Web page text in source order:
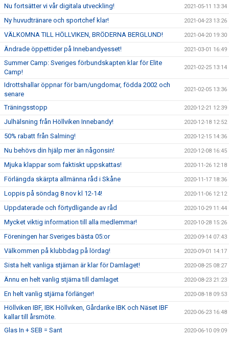
Nu fortsätter vi vår digitala utveckling! 2021-05-11 13:34
Ny huvudtränare och sportchef klar! 2021-04-23 13:26
VÄLKOMNA TILL HÖLLVIKEN, BRÖDERNA BERGLUND! 2021-04-20 19:30
Ändrade öppettider på Innebandyesset! 2021-03-01 16:49
Summer Camp: Sveriges förbundskapten klar för Elite
Camp!
2021-02-25 13:14
Idrottshallar öppnar för barn/ungdomar, födda 2002 och
senare
2021-02-05 13:36
Träningsstopp 2020-12-21 12:39
Julhälsning från Höllviken Innebandy! 2020-12-18 12:52
50% rabatt från Salming! 2020-12-15 14:36
Nu behövs din hjälp mer än någonsin! 2020-12-08 16:45
Mjuka klappar som faktiskt uppskattas! 2020-11-26 12:18
Förlängda skärpta allmänna råd i Skåne 2020-11-17 18:36
Loppis på söndag 8 nov kl 12-14! 2020-11-06 12:12
Uppdaterade och förtydligande av råd 2020-10-29 11:44
Mycket viktig information till alla medlemmar! 2020-10-28 15:26
Föreningen har Sveriges bästa 05:or 2020-09-14 07:43
Välkommen på klubbdag på lördag! 2020-09-01 14:17
Sista helt vanliga stjärnan är klar för Damlaget! 2020-08-25 08:27
Ännu en helt vanlig stjärna till damlaget 2020-08-23 21:23
En helt vanlig stjärna förlänger! 2020-08-18 09:53
Höllviken IBF, IBK Höllviken, Gårdarike IBK och Näset IBF
kallar till årsmöte.
2020-06-23 16:48
Glas In + SEB = Sant 2020-06-10 09:09